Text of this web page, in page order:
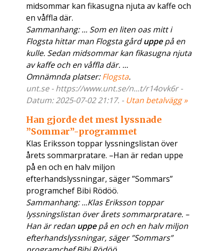
midsommar kan fikasugna njuta av kaffe och
en våffla där.
Sammanhang: ... Som en liten oas mitt i
Flogsta hittar man Flogsta gårduppepå en
kulle. Sedan midsommar kan fikasugna njuta
av kaffe och en våffla där. ...
Omnämnda platser:Flogsta.
unt.se - https://www.unt.se/n...t/r14ovk6r -
Datum: 2025-07-02 21:17. - Utan betalvägg »
Han gjorde det mest lyssnade
”Sommar”-programmet
Klas Eriksson toppar lyssningslistan över
årets sommarpratare. –Han är redan uppe
på en och en halv miljon
efterhandslyssningar, säger ”Sommars”
programchef Bibi Rödöö.
Sammanhang: ...Klas Eriksson toppar
lyssningslistan över årets sommarpratare. –
Han är redan uppepå en och en halv miljon
efterhandslyssningar, säger ”Sommars”